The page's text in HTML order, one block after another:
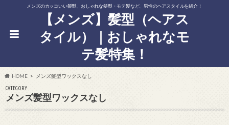
メンズのカッコいい髪型、おしゃれな髪型・モテ髪など、男性のヘアスタイルを紹介！
【メンズ】髪型（ヘアス
タイル）｜おしゃれなモ
テ髪特集！
HOME メンズ髪型ワックスなし
CATEGORY
メンズ髪型ワックスなし